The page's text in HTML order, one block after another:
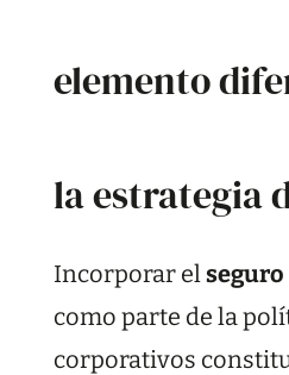
elemento
la estrategia
Incorporar el seguro
como parte de la
corporativos